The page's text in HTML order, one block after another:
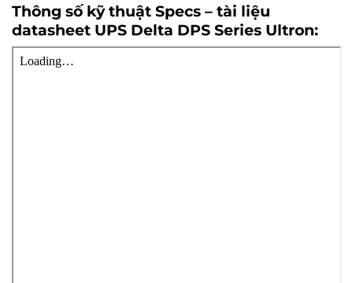
Thông số kỹ thuật Specs – tài liệu
datasheet UPS Delta DPS Series Ultron: